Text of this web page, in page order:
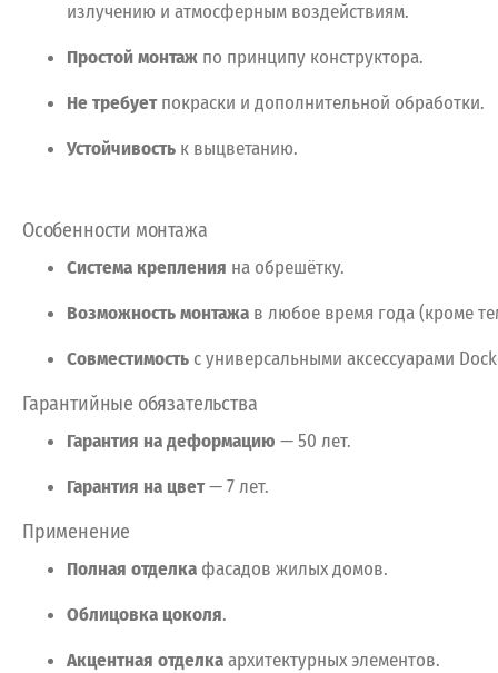
излучению и атмосферным воздействиям.
Простоймонтаж по принципу конструктора.
Нетребуетпокраски и дополнительной обработки.
Устойчивость к выцветанию.
Особенности монтажа
Система крепления на обрешётку.
Возможностьмонтажа в любое время года(кроме
Совместимость суниверсальными аксессуарами
Гарантийные обязательства
Гарантия надеформацию — 50 лет.
Гарантия на цвет— 7лет.
Применение
Полная отделка фасадов жилыхдомов.
Облицовка цоколя.
Акцентная отделкаархитектурных элементов.